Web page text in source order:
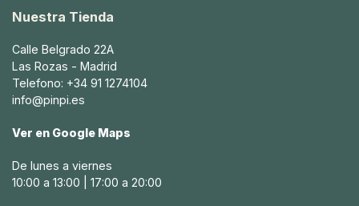
Nuestra Tienda
Calle Belgrado 22A
Las Rozas - Madrid
Telefono: +34 91 1274104
info@pinpi.es
Ver en Google Maps
De lunes a viernes
10:00 a 13:00 | 17:00 a 20:00